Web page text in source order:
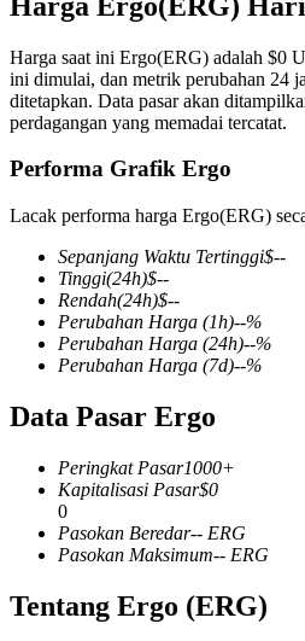
Kontrak berjangka
COIN-M Berjangka
Mata Uang Kripto Berjangka
TradFi
Derivatif saham, forex, logam
Harga saat ini Ergo(ERG) adalah $0
ini dimulai, dan metrik perubahan 24
ditetapkan. Data pasar akan
perdagangan yang memadai tercatat.
Performa Grafik Ergo
Lacak performa harga Ergo(ERG)
Sepanjang Waktu Tertinggi$--
Tinggi(24h)$--
Rendah(24h)$--
Perubahan Harga (1h)--%
Perubahan Harga (24h)--%
Perubahan Harga (7d)--%
Data Pasar Ergo
Peringkat Pasar1000+
Kapitalisasi Pasar$0
0
Pasokan Beredar-- ERG
Pasokan Maksimum-- ERG
Tentang Ergo (ERG)